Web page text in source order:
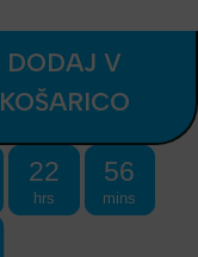
DODAJ V
KOŠARICO
22
hrs
56
mins